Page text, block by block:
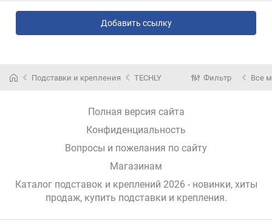
Добавить ссылку
Подставки и крепления TECHLY Фильтр Все
Полная версия сайта
Конфиденциальность
Вопросы и пожелания по сайту
Магазинам
Каталог подставок и креплений 2026 - новинки, хиты
продаж, купить подставки и крепления.